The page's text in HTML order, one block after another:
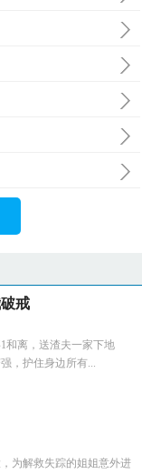
戒
和离，送渣夫一家下地
，护住身边所有...
为解救失踪的姐姐意外进